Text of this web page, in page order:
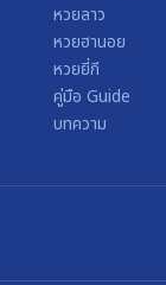
หวยลาว
หวยฮานอย
หวยยี่กี
คู่มือ Guide
บทความ